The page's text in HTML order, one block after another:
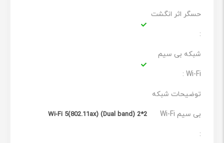
حسگر اثر انگشت
:
شبکه بی سیم
Wi-Fi :
توضیحات شبکه
بی سیم Wi-Fi
:
Wi-Fi 5(802.11ax) (Dual band) 2*2